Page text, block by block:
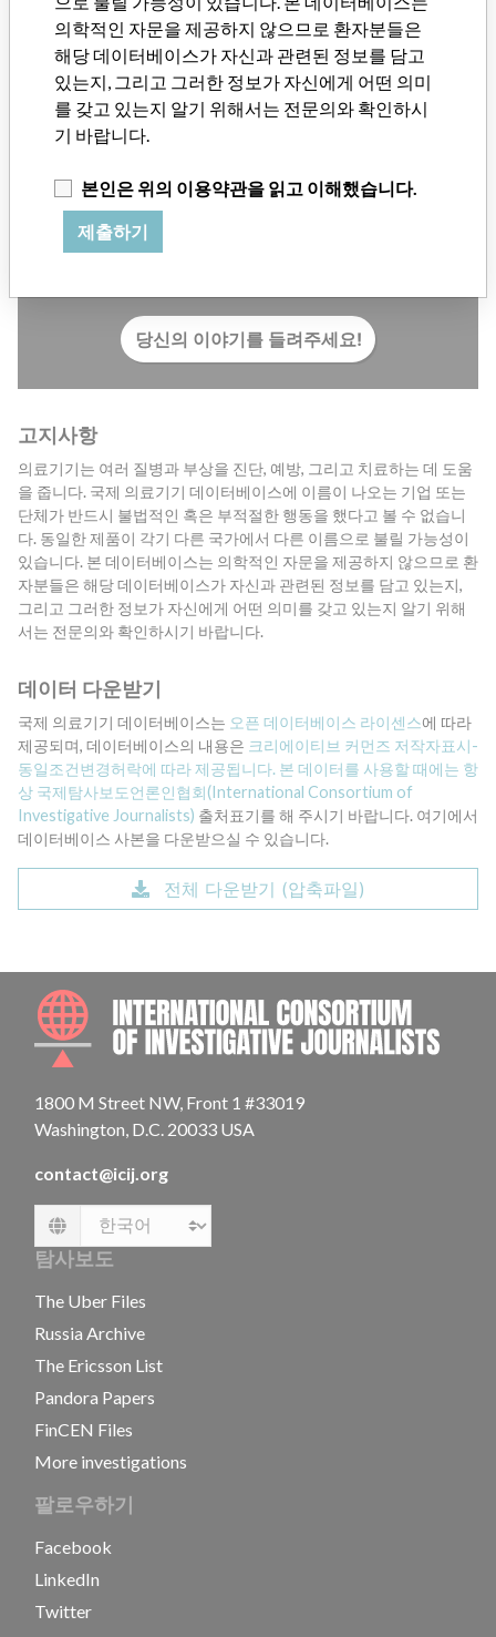
최신기사 이메일로 받아보기
구독하기
의료기기 산업 종사자이신가요? 혹은 의료기기와 관련된 경
당신의 이야기를 들려주세요!
고지사항
의료기기는 여러 질병과 부상을 진단, 예방, 그리고 치료하는 데 도움
을 줍니다. 국제 의료기기 데이터베이스에 이름이 나오는 기업 또는
단체가 반드시 불법적인 혹은 부적절한 행동을 했다고 볼 수 없습니
다. 동일한 제품이 각기 다른 국가에서 다른 이름으로 불릴 가능성이
있습니다. 본 데이터베이스는 의학적인 자문을 제공하지 않으므로 환
자분들은 해당 데이터베이스가 자신과 관련된 정보를 담고 있는지,
그리고 그러한 정보가 자신에게 어떤 의미를 갖고 있는지 알기 위해
서는 전문의와 확인하시기 바랍니다.
데이터 다운받기
국제 의료기기 데이터베이스는 오픈 데이터베이스 라이센스에 따라
제공되며, 데이터베이스의 내용은 크리에이티브 커먼즈 저작자표시-
동일조건변경허락에 따라 제공됩니다. 본 데이터를 사용할 때에는 항
상 국제탐사보도언론인협회(International Consortium of
Investigative Journalists) 출처표기를 해 주시기 바랍니다. 여기에서
데이터베이스 사본을 다운받으실 수 있습니다.
전체 다운받기 (압축파일)
1800 M Street NW, Front 1 #33019
Washington, D.C. 20033 USA
contact@icij.org
Language
탐사보도
The Uber Files
Russia Archive
The Ericsson List
Pandora Papers
FinCEN Files
More investigations
팔로우하기
Facebook
LinkedIn
Twitter
의학적인 자문을 제공하지 않으므로 환자분들은
해당 데이터베이스가 자신과 관련된 정보를 담고
있는지, 그리고 그러한 정보가 자신에게 어떤 의미
를 갖고 있는지 알기 위해서는 전문의와 확인하시
기 바랍니다.
본인은 위의 이용약관을 읽고 이해했습니다.
제출하기